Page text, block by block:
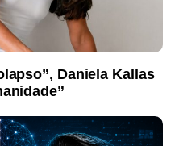
Daniela Kallas